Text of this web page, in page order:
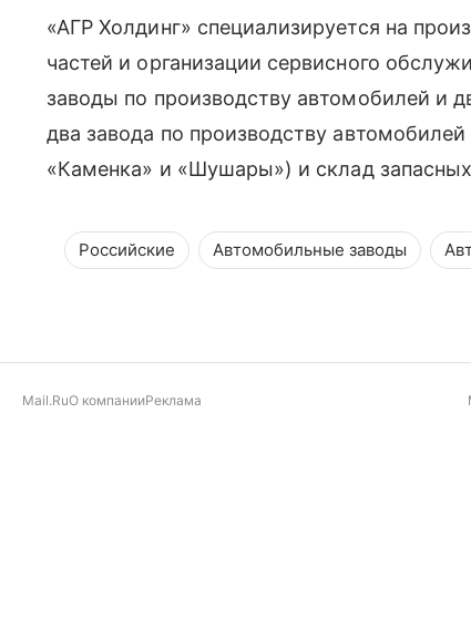
«АГР Холдинг» специализируется на
частей и организации сервисного
заводы по производству автомобилей и
два завода по производству автомобилей
«Каменка» и «Шушары») и склад
Российские Автомобильные заводы
Mail.RuО компанииРеклама